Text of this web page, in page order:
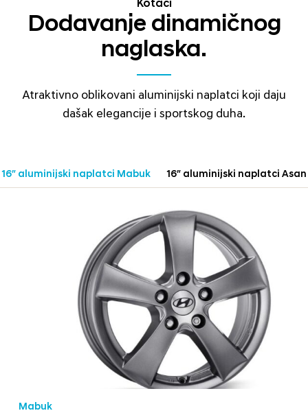
Kotači
Dodavanje dinamičnog
naglaska.
Atraktivno oblikovani aluminijski naplatci koji daju
dašak elegancije i sportskog duha.
16″ aluminijski naplatci Mabuk 16″ aluminijski naplatci Asan
Mabuk